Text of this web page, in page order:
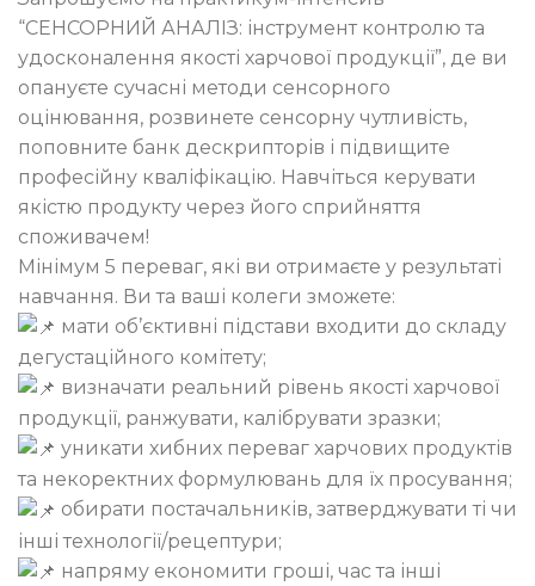
“СЕНСОРНИЙ АНАЛІЗ: інструмент контролю та
удосконалення якості харчової продукції”, де ви
опануєте сучасні методи сенсорного
оцінювання, розвинете сенсорну чутливість,
поповните банк дескрипторів і підвищите
професійну кваліфікацію. Навчіться керувати
якістю продукту через його сприйняття
споживачем!
Мінімум 5 переваг, які ви отримаєте у результаті
навчання. Ви та ваші колеги зможете:
мати об’єктивні підстави входити до складу
дегустаційного комітету;
визначати реальний рівень якості харчової
продукції, ранжувати, калібрувати зразки;
уникати хибних переваг харчових продуктів
та некоректних формулювань для їх просування;
обирати постачальників, затверджувати ті чи
інші технології/рецептури;
напряму економити гроші, час та інші